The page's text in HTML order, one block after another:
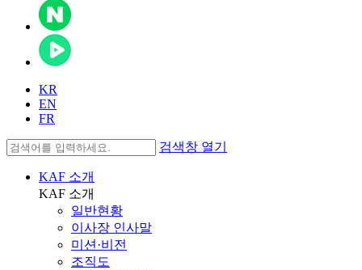
KR
EN
FR
검색창 열기
KAF 소개
KAF 소개
일반현황
이사장 인사말
미션·비전
조직도